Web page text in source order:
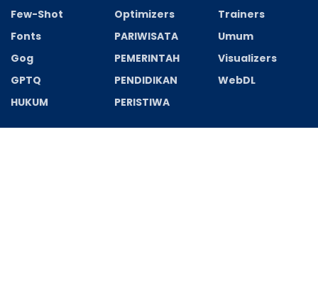
Few-Shot
Fonts
Gog
GPTQ
HUKUM
Optimizers
PARIWISATA
PEMERINTAH
PENDIDIKAN
PERISTIWA
Trainers
Umum
Visualizers
WebDL